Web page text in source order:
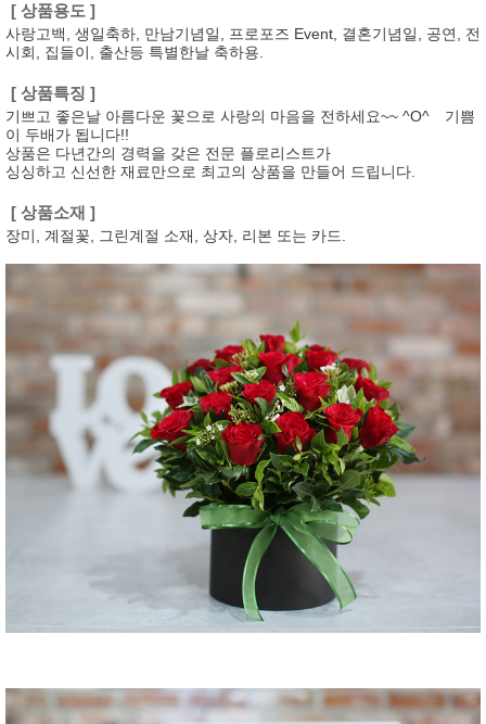
[ 상품용도 ]
사랑고백, 생일축하, 만남기념일, 프로포즈 Event, 결혼기념일, 공연, 전
시회, 집들이, 출산등 특별한날 축하용.
[ 상품특징 ]
기쁘고 좋은날 아름다운 꽃으로 사랑의 마음을 전하세요~~ ^O^ 기쁨
이 두배가 됩니다!!
상품은 다년간의 경력을 갖은 전문 플로리스트가
싱싱하고 신선한 재료만으로 최고의 상품을 만들어 드립니다.
[ 상품소재 ]
장미, 계절꽃, 그린계절 소재, 상자, 리본 또는 카드.